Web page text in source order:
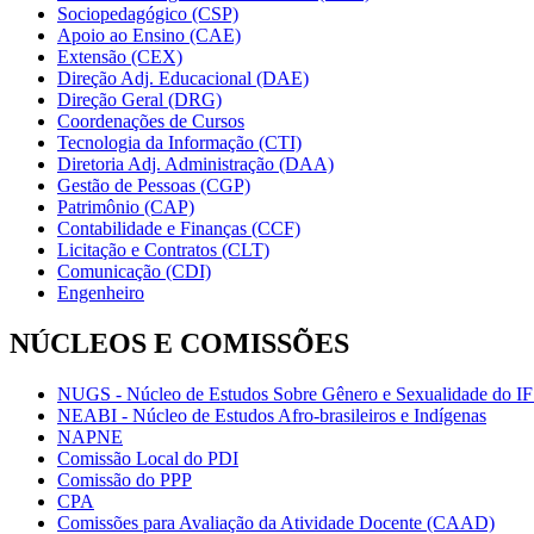
Sociopedagógico (CSP)
Apoio ao Ensino (CAE)
Extensão (CEX)
Direção Adj. Educacional (DAE)
Direção Geral (DRG)
Coordenações de Cursos
Tecnologia da Informação (CTI)
Diretoria Adj. Administração (DAA)
Gestão de Pessoas (CGP)
Patrimônio (CAP)
Contabilidade e Finanças (CCF)
Licitação e Contratos (CLT)
Comunicação (CDI)
Engenheiro
NÚCLEOS E COMISSÕES
NUGS - Núcleo de Estudos Sobre Gênero e Sexualidade do
NEABI - Núcleo de Estudos Afro-brasileiros e Indígenas
NAPNE
Comissão Local do PDI
Comissão do PPP
CPA
Comissões para Avaliação da Atividade Docente (CAAD)